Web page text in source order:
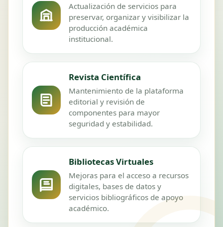
Actualización de servicios para
preservar, organizar y visibilizar la
producción académica
institucional.
Revista Científica
Mantenimiento de la plataforma
editorial y revisión de
componentes para mayor
seguridad y estabilidad.
Bibliotecas Virtuales
Mejoras para el acceso a recursos
digitales, bases de datos y
servicios bibliográficos de apoyo
académico.